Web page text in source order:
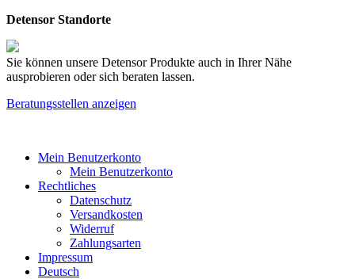
Detensor Standorte
Sie können unsere Detensor Produkte auch in Ihrer Nähe
ausprobieren oder sich beraten lassen.
Beratungsstellen anzeigen
Mein Benutzerkonto
Mein Benutzerkonto
Rechtliches
Datenschutz
Versandkosten
Widerruf
Zahlungsarten
Impressum
Deutsch